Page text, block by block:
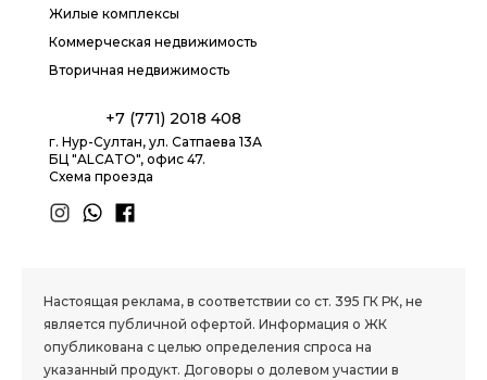
Жилые комплексы
Коммерческая недвижимость
Вторичная недвижимость
+7 (771) 2018 408
г. Нур-Султан, ул. Сатпаева 13А
БЦ "ALCATO", офис 47.
Схема проезда
Настоящая реклама, в соответствии со ст. 395 ГК РК, не
является публичной офертой. Информация о ЖК
опубликована с целью определения спроса на
указанный продукт. Договоры о долевом участии в